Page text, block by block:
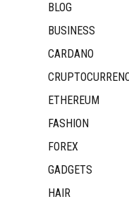
BLOG
BUSINESS
CARDANO
ETHEREUM
FASHION
FOREX
GADGETS
HAIR